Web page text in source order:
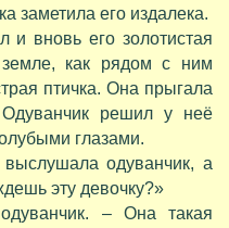
заметила его издалека.
и вновь его золотистая
земле, как рядом с ним
птичка. Она прыгала
решил у неё
глазами.
выслушала одуванчик, а
эту девочку?»
– Она такая